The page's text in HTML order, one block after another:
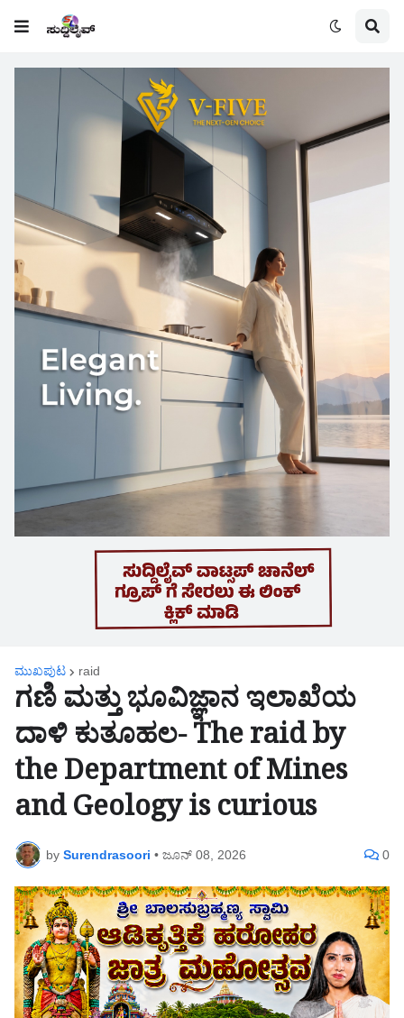
ಮುಖಪುಟ raid
ಗಣಿ ಮತ್ತು ಭೂವಿಜ್ಞಾನ ಇಲಾಖೆಯ
ದಾಳಿ ಕುತೂಹಲ- The raid by
the Department of Mines
and Geology is curious
by Surendrasoori • ಜೂನ್ 08, 2026 0